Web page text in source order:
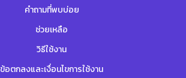
คำถามที่พบบ่อย
ช่วยเหลือ
วิธีใช้งาน
ข้อตกลงและเงื่อนไขการใช้งาน